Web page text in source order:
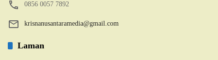
0856 0057 7892
krisnanusantaramedia@gmail.com
Laman